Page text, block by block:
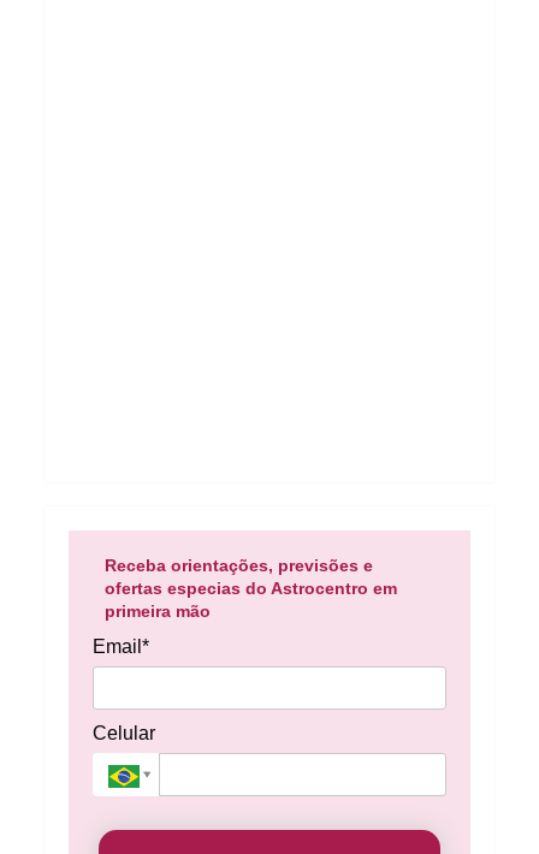
Receba orientações, previsões e
ofertas especias do Astrocentro em
primeira mão
Email*
Celular